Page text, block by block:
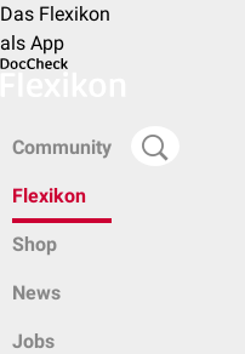
Das Flexikon
als App
Community
Flexikon
Shop
News
Jobs